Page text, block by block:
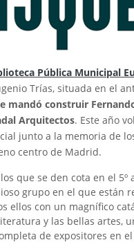
Pública Municipal
Trías, situada en el
mandó construir
Arquitectos. Este año
junto a la memoria de
centro de Madrid.
los que se den cota en el
grupo en el que están
ellos con un magnífico
y las bellas artes,
de expositores en el